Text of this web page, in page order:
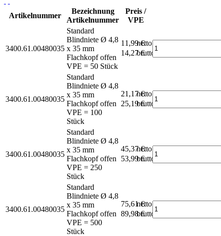
Artikelnummer
Bezeichnung
Artikelnummer
Preis /
VPE
3400.61.00480035
Standard
Blindniete Ø 4,8
x 35 mm
Flachkopf offen
VPE = 50 Stück
11,99 €
netto
14,27 €brutto*
3400.61.00480035
Standard
Blindniete Ø 4,8
x 35 mm
Flachkopf offen
VPE = 100
Stück
21,17 €
netto
25,19 €brutto*
3400.61.00480035
Standard
Blindniete Ø 4,8
x 35 mm
Flachkopf offen
VPE = 250
Stück
45,37 €
netto
53,99 €brutto*
3400.61.00480035
Standard
Blindniete Ø 4,8
x 35 mm
Flachkopf offen
VPE = 500
Stück
75,61 €
netto
89,98 €brutto*